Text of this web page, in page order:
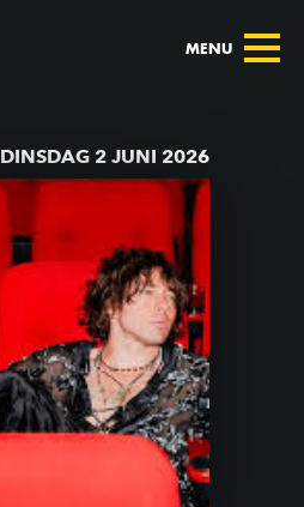
MENU
DINSDAG 2 JUNI 2026